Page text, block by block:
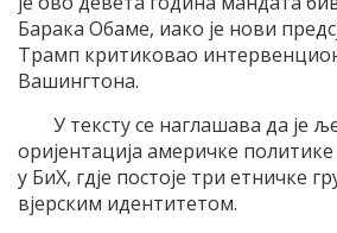
Барака Обаме, иако је нови
Трамп критиковао
Вашингтона.
У тексту се наглашава да је
оријентација америчке
у БиХ, гдје постоје три етничке
вјерским идентитетом.